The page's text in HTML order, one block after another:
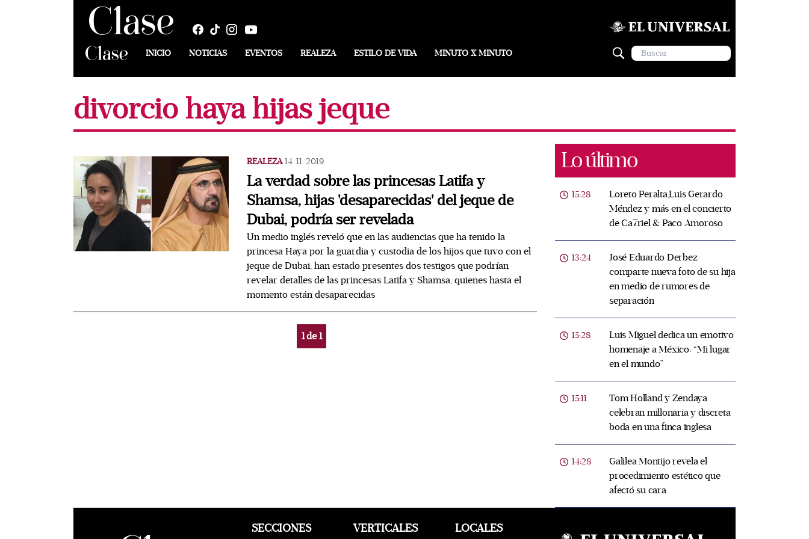
INICIO NOTICIAS EVENTOS REALEZA ESTILO DE VIDA MINUTO X MINUTO
divorcio haya hijas jeque
REALEZA 14/11/2019
La verdad sobre las princesas Latifa y
Shamsa, hijas 'desaparecidas' del jeque de
Dubai, podría ser revelada
Un medio inglés reveló que en las audiencias que ha tenido la
princesa Haya por la guardia y custodia de los hijos que tuvo con el
jeque de Dubai, han estado presentes dos testigos que podrían
revelar detalles de las princesas Latifa y Shamsa, quienes hasta el
momento están desaparecidas
1de1
Lo último
15:28
Loreto Peralta,Luis Gerardo
Méndez y más en el concierto
de Ca7riel & Paco Amoroso
13:24
José Eduardo Derbez
comparte nueva foto de su hija
en medio de rumores de
separación
15:28
Luis Miguel dedica un emotivo
homenaje a México: “Mi lugar
en el mundo”
15:11
Tom Holland y Zendaya
celebran millonaria y discreta
boda en una finca inglesa
14:28
Galilea Montijo revela el
procedimiento estético que
afectó su cara
SECCIONES VERTICALES LOCALES